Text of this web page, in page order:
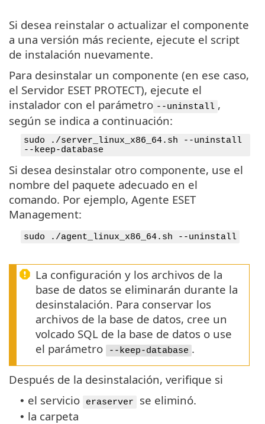
Si desea reinstalar o actualizar el componente
a una versión más reciente, ejecute el script
de instalación nuevamente.
Para desinstalar un componente (en ese caso,
el Servidor ESET PROTECT), ejecute el
instalador con el parámetro --uninstall ,
según se indica a continuación:
sudo ./server_linux_x86_64.sh --uninstall
--keep-database
Si desea desinstalar otro componente, use el
nombre del paquete adecuado en el
comando. Por ejemplo, Agente ESET
Management:
sudo ./agent_linux_x86_64.sh --uninstall
La configuración y los archivos de la
base de datos se eliminarán durante la
desinstalación. Para conservar los
archivos de la base de datos, cree un
volcado SQL de la base de datos o use
el parámetro
--keep-database .
Después de la desinstalación, verifique si
• el servicio eraserver se eliminó.
• la carpeta